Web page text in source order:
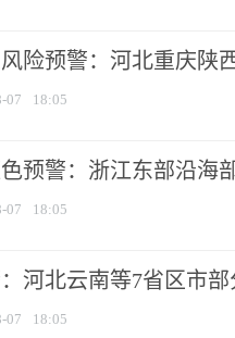
险预警：河北重庆陕
07 18:05
预警：浙江东部沿海
07 18:05
河北云南等7省区市
07 18:05